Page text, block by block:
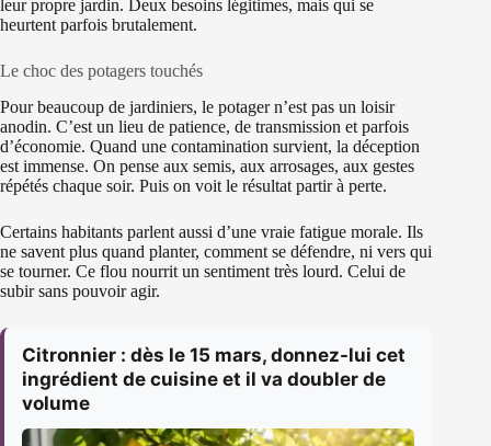
leur propre jardin. Deux besoins légitimes, mais qui se
heurtent parfois brutalement.
Le choc des potagers touchés
Pour beaucoup de jardiniers, le potager n’est pas un loisir
anodin. C’est un lieu de patience, de transmission et parfois
d’économie. Quand une contamination survient, la déception
est immense. On pense aux semis, aux arrosages, aux gestes
répétés chaque soir. Puis on voit le résultat partir à perte.
Certains habitants parlent aussi d’une vraie fatigue morale. Ils
ne savent plus quand planter, comment se défendre, ni vers qui
se tourner. Ce flou nourrit un sentiment très lourd. Celui de
subir sans pouvoir agir.
Citronnier : dès le 15 mars, donnez-lui cet
ingrédient de cuisine et il va doubler de
volume